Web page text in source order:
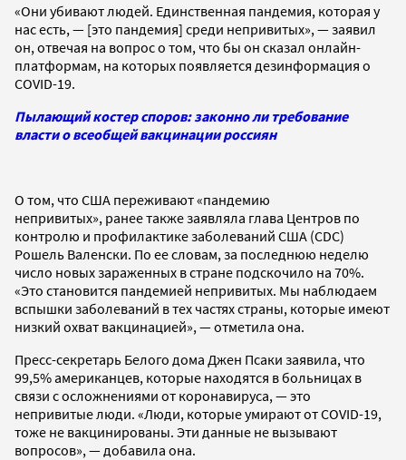
«Они убивают людей. Единственная пандемия, которая у
нас есть, — [это пандемия] среди непривитых», — заявил
он, отвечая на вопрос о том, что бы он сказал онлайн-
платформам, на которых появляется дезинформация о
COVID-19.
Пылающий костер споров: законно ли требование
власти о всеобщей вакцинации россиян
О том, что США переживают «пандемию
непривитых», ранее также заявляла глава Центров по
контролю и профилактике заболеваний США (CDC)
Рошель Валенски. По ее словам, за последнюю неделю
число новых зараженных в стране подскочило на 70%.
«Это становится пандемией непривитых. Мы наблюдаем
вспышки заболеваний в тех частях страны, которые имеют
низкий охват вакцинацией», — отметила она.
Пресс-секретарь Белого дома Джен Псаки заявила, что
99,5% американцев, которые находятся в больницах в
связи с осложнениями от коронавируса, — это
непривитые люди. «Люди, которые умирают от COVID-19,
тоже не вакцинированы. Эти данные не вызывают
вопросов», — добавила она.